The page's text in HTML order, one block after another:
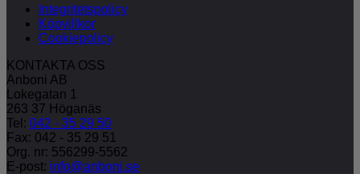
Integritetspolicy
Köpvillkor
Cookiepolicy
KONTAKTA OSS
Anboni AB
Lokegatan 1
263 37 Höganäs
Tel: 042 - 35 29 50
Fax: 042 - 35 29 51
Org. nr: 556299-5562
E-post: info@anboni.se